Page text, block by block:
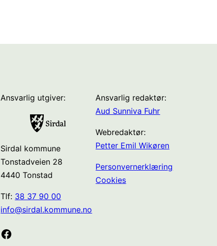
Ansvarlig utgiver:
Sirdal kommune
Tonstadveien 28
4440 Tonstad
Tlf: 38 37 90 00
info@sirdal.kommune.no
Facebook
Ansvarlig redaktør:
Aud Sunniva Fuhr
Webredaktør:
Petter Emil Wikøren
Personvernerklæring
Cookies